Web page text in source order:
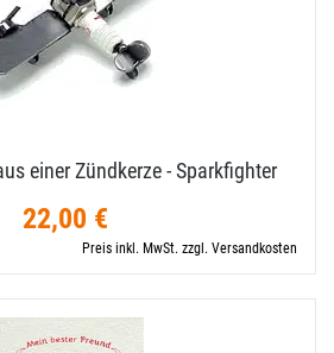
einer Zündkerze - Sparkfighter
22,00 €
Preis inkl. MwSt. zzgl. Versandkosten